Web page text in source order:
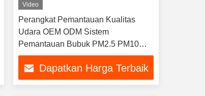
Video
Perangkat Pemantauan Kualitas
Udara OEM ODM Sistem
Pemantauan Bubuk PM2.5 PM10
Industri
Dapatkan Harga Terbaik